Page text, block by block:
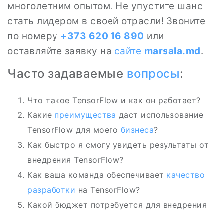
многолетним опытом. Не упустите шанс
стать лидером в своей отрасли! Звоните
по номеру +373 620 16 890 или
оставляйте заявку на сайте marsala.md.
Часто задаваемые вопросы:
Что такое TensorFlow и как он работает?
Какие преимущества даст использование
TensorFlow для моего бизнеса?
Как быстро я смогу увидеть результаты от
внедрения TensorFlow?
Как ваша команда обеспечивает качество
разработки на TensorFlow?
Какой бюджет потребуется для внедрения